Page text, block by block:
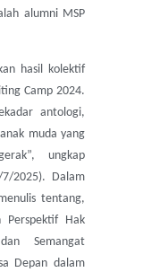
alumni MSP
hasil kolektif
Camp 2024.
antologi,
muda yang
ungkap
7/2025). Dalam
tentang,
Perspektif Hak
Semangat
Depan dalam